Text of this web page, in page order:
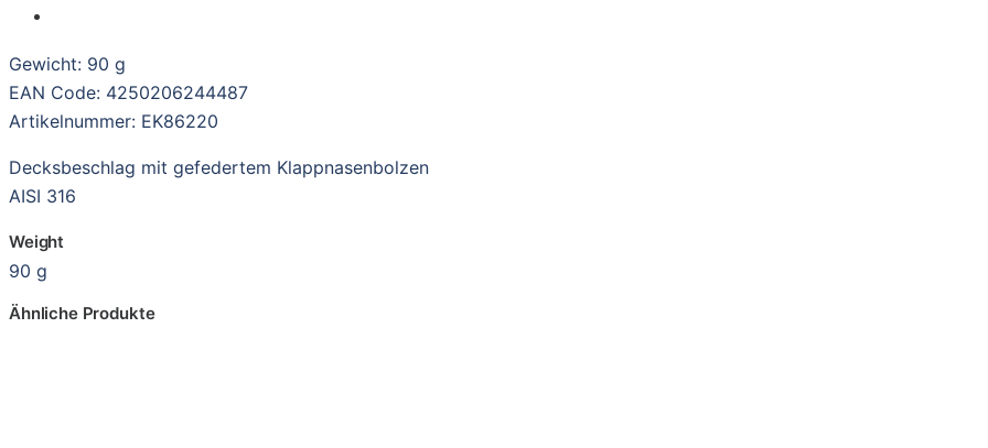
Gewicht: 90 g
EAN Code: 4250206244487
Artikelnummer: EK86220
Decksbeschlag mit gefedertem Klappnasenbolzen
AISI 316
Weight
90 g
Ähnliche Produkte